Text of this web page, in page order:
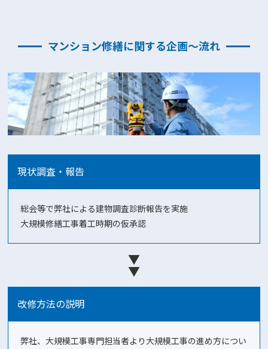
マンション修繕に関する企画〜流れ
現状調査・報告
総会等で弊社による建物調査診断報告を実施
大規模修繕工事着工時期の仮承認
▼
▼
改修方法の説明
弊社、大規模工事専門担当者より大規模工事の進め方につい